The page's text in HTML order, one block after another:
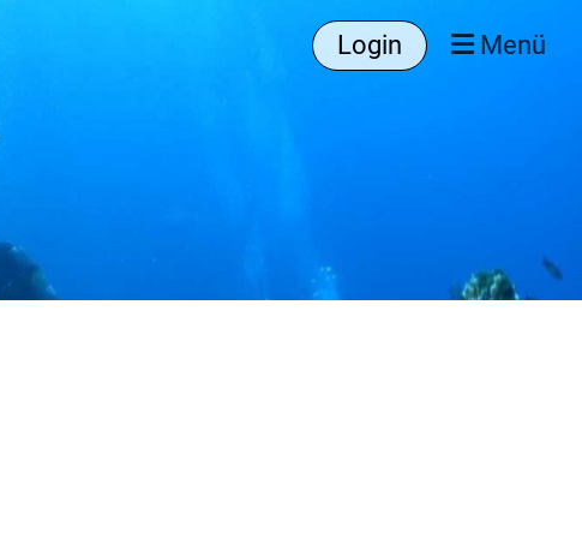
Login Menü